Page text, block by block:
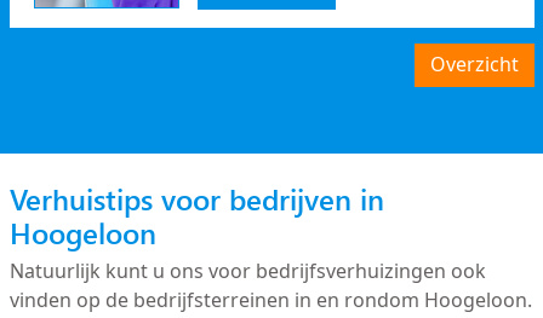
Overzicht
Verhuistips voor bedrijven in
Hoogeloon
Natuurlijk kunt u ons voor bedrijfsverhuizingen ook
vinden op de bedrijfsterreinen in en rondom Hoogeloon.